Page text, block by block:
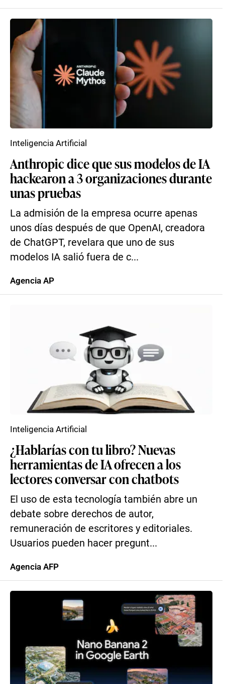
Anthropic dice que sus modelos de IA
hackearon a 3 organizaciones durante
unas pruebas
La admisión de la empresa ocurre apenas
unos días después de que OpenAI, creadora
de ChatGPT, revelara que uno de sus
modelos IA salió fuera de c...
Inteligencia Artificial
Agencia AP
¿Hablarías con tu libro? Nuevas
herramientas de IA ofrecen a los
lectores conversar con chatbots
El uso de esta tecnología también abre un
debate sobre derechos de autor,
remuneración de escritores y editoriales.
Usuarios pueden hacer pregunt...
Inteligencia Artificial
Agencia AFP